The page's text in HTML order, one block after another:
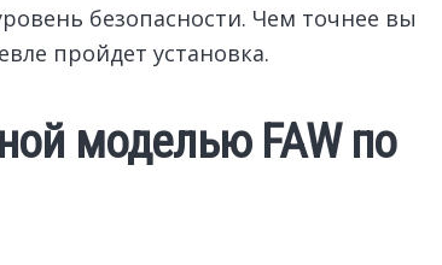
безопасности. Чем точнее вы
пройдет установка.
моделью FAW по